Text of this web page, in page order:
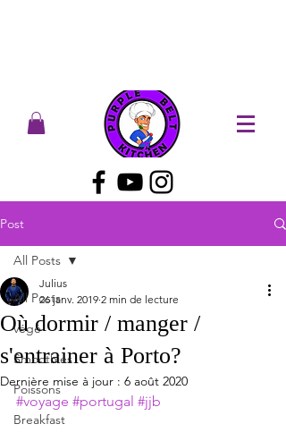
Post
All Posts
végé
Smoothies
Poissons
Breakfast
All Posts
Où dormir / manger /
s'entrainer à Porto?
Julius
26 janv. 2019 2 min de lecture
Dernière mise à jour : 6 août 2020
#voyage #portugal #jjb